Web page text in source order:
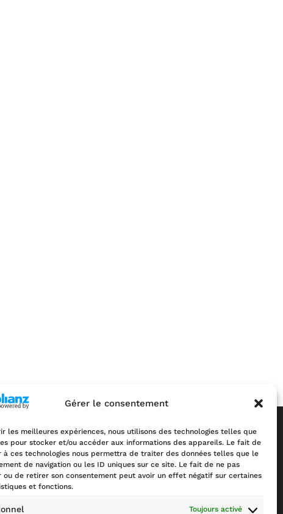
Gérer le consentement
les meilleures expériences, nous utilisons des technologies telles que
pour stocker et/ou accéder aux informations des appareils. Le fait de
à ces technologies nous permettra de traiter des données telles que le
de navigation ou les ID uniques sur ce site. Le fait de ne pas
ou de retirer son consentement peut avoir un effet négatif sur certaines
et fonctions.
Toujours activé
Nos réalisations
Avec Pro Eco Energies